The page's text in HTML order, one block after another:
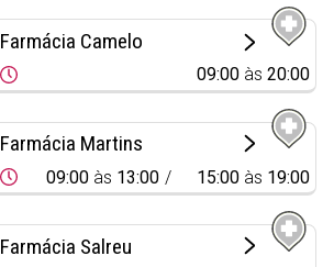
Farmácia Camelo
09:00 às20:00
Farmácia Martins
09:00 às 13:00 15:00 às 19:00
Farmácia Salreu